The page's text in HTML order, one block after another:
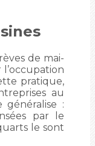
de mai-
l’occupation
pratique,
au
:
par le
le sont